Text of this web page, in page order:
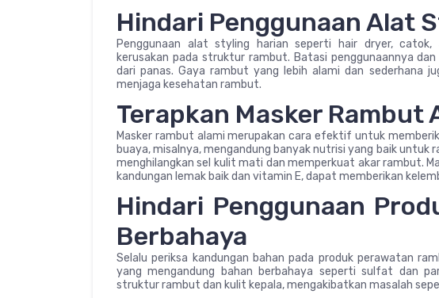
Hindari Penggunaan Alat
Penggunaan alat styling harian seperti hair dryer,
kerusakan pada struktur rambut. Batasi penggunaannya
dari panas. Gaya rambut yang lebih alami dan sederhana
menjaga kesehatan rambut.
Terapkan Masker Rambut
Masker rambut alami merupakan cara efektif untuk
buaya, misalnya, mengandung banyak nutrisi yang baik
menghilangkan sel kulit mati dan memperkuat akar rambut.
kandungan lemak baik dan vitamin E, dapat memberikan
Hindari Penggunaan
Berbahaya
Selalu periksa kandungan bahan pada produk perawatan
yang mengandung bahan berbahaya seperti sulfat dan
struktur rambut dan kulit kepala, mengakibatkan masalah